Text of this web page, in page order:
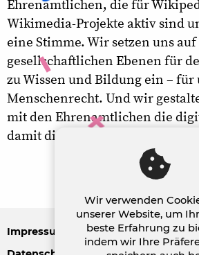
Ehrenamtlichen, die für
Wikimedia-Projekte aktiv sind
eine Stimme. Wir setzen uns
gesellschaftlichen Ebenen für
zu Wissen und Bildung ein – für
Menschenrecht. Und wir
mit den Ehrenamtlichen die
damit die Welt klüger und
Impressum
Wir verwenden
unserer Website, um
beste Erfahrung zu
indem wir Ihre